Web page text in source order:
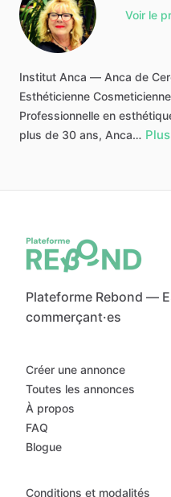
Voir le
Institut Anca — Anca de
Esthéticienne Cosmeticienne
Professionnelle en
plus de 30 ans, Anca… Plus
Plateforme Rebond —
commerçant·es
Créer une annonce
Toutes les annonces
À propos
FAQ
Blogue
Conditions et modalités